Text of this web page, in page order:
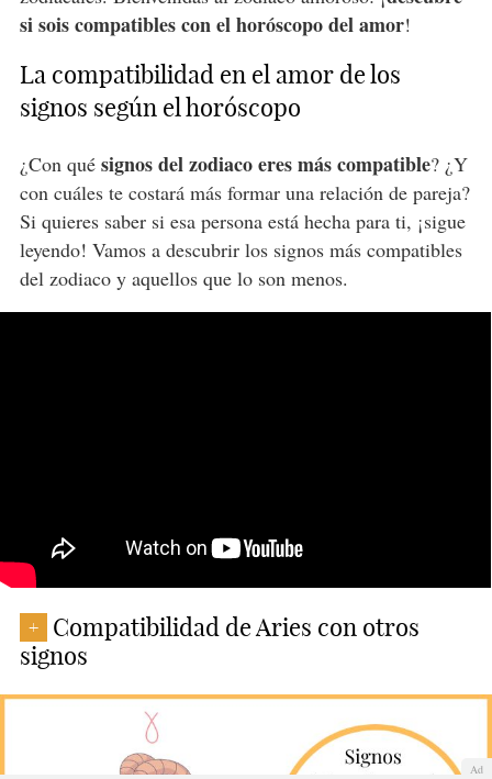
si sois compatibles con el horóscopo del amor!
La compatibilidad en el amor de los
signos según el horóscopo
¿Con qué signos del zodiaco eres más compatible? ¿Y
con cuáles te costará más formar una relación de pareja?
Si quieres saber si esa persona está hecha para ti, ¡sigue
leyendo! Vamos a descubrir los signos más compatibles
del zodiaco y aquellos que lo son menos.
+
Compatibilidad de Aries con otros
signos
Ad